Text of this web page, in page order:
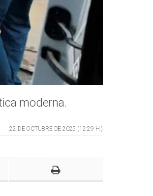
moderna.
22 DE OCTUBRE DE 2025 (12:29 H.)